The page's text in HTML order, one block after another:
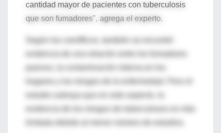
cantidad mayor de pacientes con tuberculosis
que son fumadores", agrega el experto.
Según los científicos, también se encontró
hogares y los riesgos de la enfermedad. Pero el
estudio subraya que en este aspecto, la
evidencia de los riesgos de tuberculosos es más